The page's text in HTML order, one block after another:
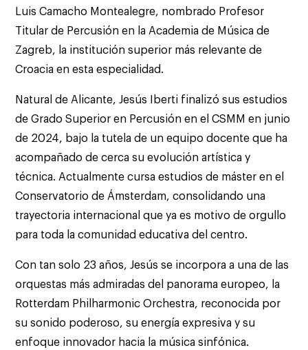
Luis Camacho Montealegre, nombrado Profesor
Titular de Percusión en la Academia de Música de
Zagreb, la institución superior más relevante de
Croacia en esta especialidad.
Natural de Alicante, Jesús Iberti finalizó sus estudios
de Grado Superior en Percusión en el CSMM en junio
de 2024, bajo la tutela de un equipo docente que ha
acompañado de cerca su evolución artística y
técnica. Actualmente cursa estudios de máster en el
Conservatorio de Ámsterdam, consolidando una
trayectoria internacional que ya es motivo de orgullo
para toda la comunidad educativa del centro.
Con tan solo 23 años, Jesús se incorpora a una de las
orquestas más admiradas del panorama europeo, la
Rotterdam Philharmonic Orchestra, reconocida por
su sonido poderoso, su energía expresiva y su
enfoque innovador hacia la música sinfónica.